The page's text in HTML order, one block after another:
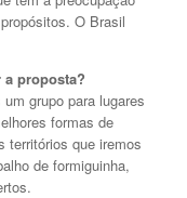
O Brasil
proposta?
grupo para lugares
formas de
territórios que iremos
de formiguinha,